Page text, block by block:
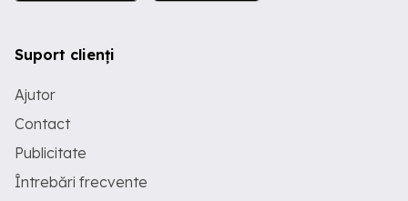
Suport clienți
Ajutor
Contact
Publicitate
Întrebări frecvente